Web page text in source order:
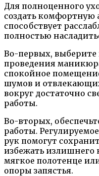
Для полноценного
создать комфортную
способствует
полностью
Во-первых, выберите
проведения
спокойное
шумов и
вокруг достаточно
работы.
Во-вторых,
работы.
рук помогут
избежать излишнего
мягкое полотенце
опоры запястья.